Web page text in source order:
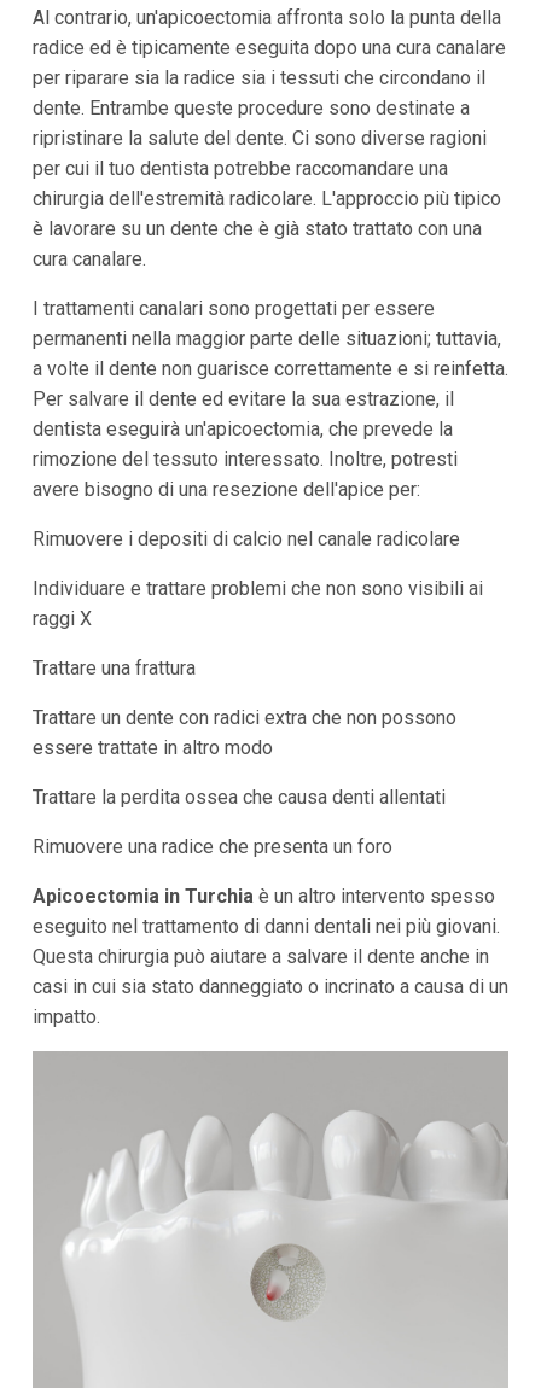
Al contrario, un'apicoectomia affronta solo la punta della
radice ed è tipicamente eseguita dopo una cura canalare
per riparare sia la radice sia i tessuti che circondano il
dente. Entrambe queste procedure sono destinate a
ripristinare la salute del dente. Ci sono diverse ragioni
per cui il tuo dentista potrebbe raccomandare una
chirurgia dell'estremità radicolare. L'approccio più tipico
è lavorare su un dente che è già stato trattato con una
cura canalare.
I trattamenti canalari sono progettati per essere
permanenti nella maggior parte delle situazioni; tuttavia,
a volte il dente non guarisce correttamente e si reinfetta.
Per salvare il dente ed evitare la sua estrazione, il
dentista eseguirà un'apicoectomia, che prevede la
rimozione del tessuto interessato. Inoltre, potresti
avere bisogno di una resezione dell'apice per:
Rimuovere i depositi di calcio nel canale radicolare
Individuare e trattare problemi che non sono visibili ai
raggi X
Trattare una frattura
Trattare un dente con radici extra che non possono
essere trattate in altro modo
Trattare la perdita ossea che causa denti allentati
Rimuovere una radice che presenta un foro
Apicoectomia in Turchia è un altro intervento spesso
eseguito nel trattamento di danni dentali nei più giovani.
Questa chirurgia può aiutare a salvare il dente anche in
casi in cui sia stato danneggiato o incrinato a causa di un
impatto.